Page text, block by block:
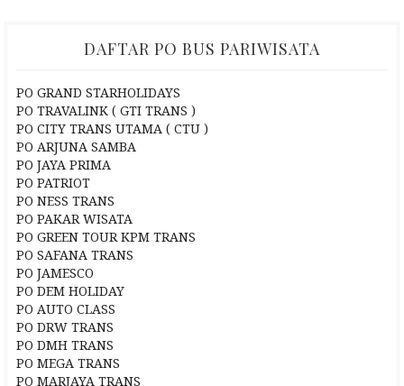
DAFTAR PO BUS PARIWISATA
PO GRAND STARHOLIDAYS
PO TRAVALINK ( GTI TRANS )
PO CITY TRANS UTAMA ( CTU )
PO ARJUNA SAMBA
PO JAYA PRIMA
PO PATRIOT
PO NESS TRANS
PO PAKAR WISATA
PO GREEN TOUR KPM TRANS
PO SAFANA TRANS
PO JAMESCO
PO DEM HOLIDAY
PO AUTO CLASS
PO DRW TRANS
PO DMH TRANS
PO MEGA TRANS
PO MARJAYA TRANS